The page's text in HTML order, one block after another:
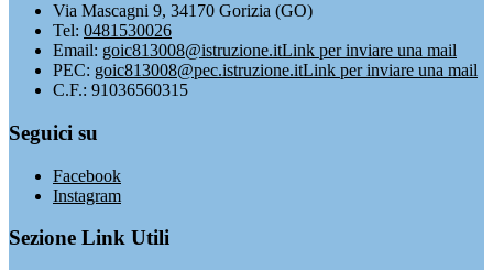
Via Mascagni 9, 34170 Gorizia (GO)
Tel: 0481530026
Email: goic813008@istruzione.itLink per inviare una mail
PEC: goic813008@pec.istruzione.itLink per inviare una mail
C.F.: 91036560315
Seguici su
Facebook
Instagram
Sezione Link Utili